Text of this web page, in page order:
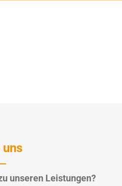
uns
unseren Leistungen?